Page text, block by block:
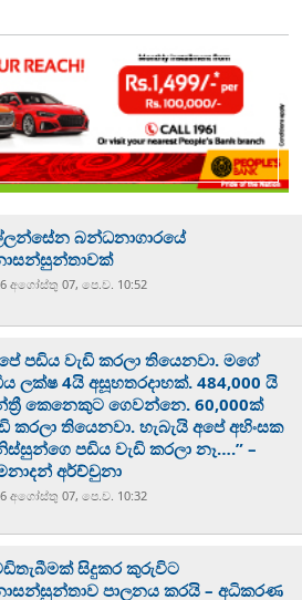
බන්ධනාගාරයේ
අගෝස්‍තු 07, පෙ.ව. 10:52
පඩිය වැඩි කරලා තියෙනවා. මගේ
ලක්ෂ 4යි අසූහතරදාහක්. 484,000 යි
කෙනෙකුට ගෙවන්නෙ. 60,000ක්
කරලා තියෙනවා. හැබැයි අපේ අහිංසක
පඩිය වැඩි කරලා නෑ….” –
අර්ච්චුනා
අගෝස්‍තු 07, පෙ.ව. 10:32
සිදුකර කුරුවිට
පාලනය කරයි – අධිකරණ